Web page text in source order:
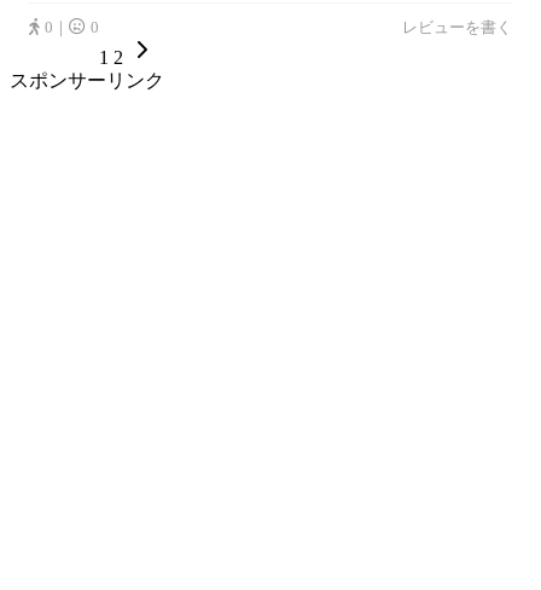
0｜ 0 レビューを書く
1 2
スポンサーリンク